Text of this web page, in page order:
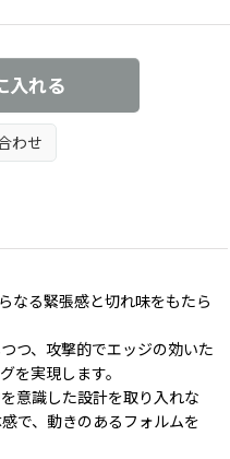
入れる
わせ
なる緊張感と切れ味をもたら
つ、攻撃的でエッジの効いた
を実現します。
意識した設計を取り入れな
で、動きのあるフォルムを